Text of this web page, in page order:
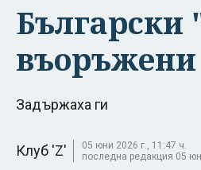
Български
въоръжени
Задържаха ги
Клуб 'Z'
05 юни 2026 г., 11:47 ч.
последна редакция 05